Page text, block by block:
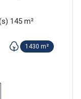
Maison 6 pièce(s) 4 chambre(s) 145 m²
1430 m²